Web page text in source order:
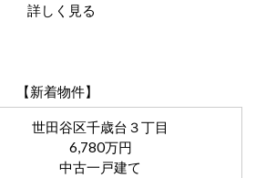
詳しく見る
【新着物件】
世田谷区千歳台３丁目
6,780万円
中古一戸建て